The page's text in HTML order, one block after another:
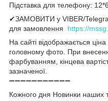
Підставка для телефону:
✔ЗАМОВИТИ у VIBER/
для замовлення https://
На сайті відображається
головному фото. При
фарбуванням, кінцева
зазначеної.
➖➖➖➖➖➖➖➖➖➖➖
Кожного дня Новинки наших